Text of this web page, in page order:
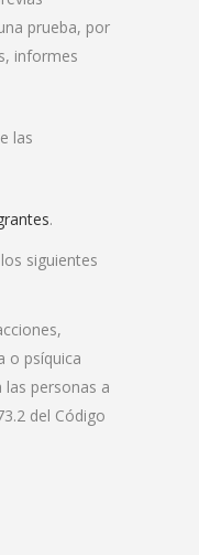
prueba, por
informes
las
.
siguientes
o psíquica
personas a
del Código